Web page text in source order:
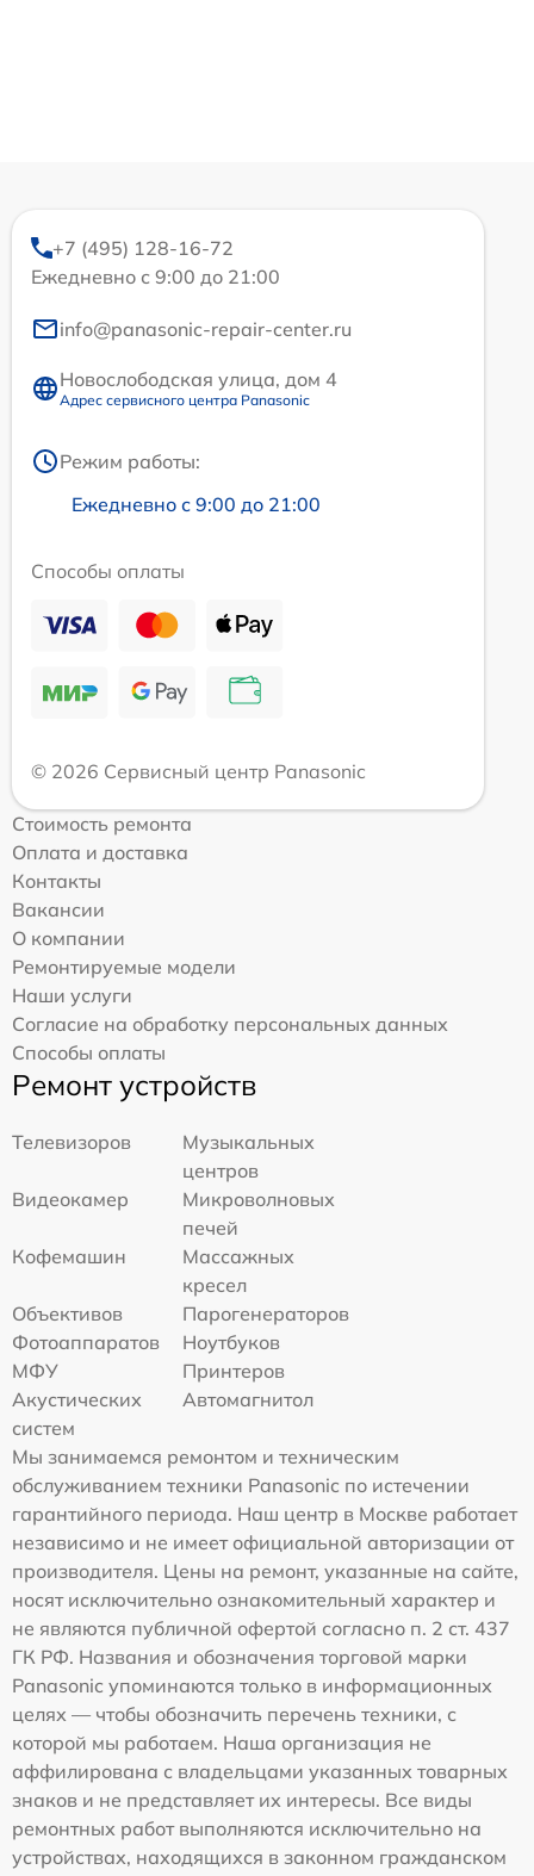
+7 (495) 128-16-72
Ежедневно с 9:00 до 21:00
info@panasonic-repair-center.ru
Новослободская улица, дом 4
Адрес сервисного центра Panasonic
Режим работы:
Ежедневно с 9:00 до 21:00
Способы оплаты
© 2026 Сервисный центр Panasonic
Стоимость ремонта
Оплата и доставка
Контакты
Вакансии
О компании
Ремонтируемые модели
Наши услуги
Согласие на обработку персональных данных
Способы оплаты
Ремонт устройств
Телевизоров
Музыкальных
центров
Видеокамер
Микроволновых
печей
Кофемашин
Массажных
кресел
Объективов
Парогенераторов
Фотоаппаратов
Ноутбуков
МФУ
Принтеров
Акустических
систем
Автомагнитол
Мы занимаемся ремонтом и техническим
обслуживанием техники Panasonic по истечении
гарантийного периода. Наш центр в Москве работает
независимо и не имеет официальной авторизации от
производителя. Цены на ремонт, указанные на сайте,
носят исключительно ознакомительный характер и
не являются публичной офертой согласно п. 2 ст. 437
ГК РФ. Названия и обозначения торговой марки
Panasonic упоминаются только в информационных
целях — чтобы обозначить перечень техники, с
которой мы работаем. Наша организация не
аффилирована с владельцами указанных товарных
знаков и не представляет их интересы. Все виды
ремонтных работ выполняются исключительно на
устройствах, находящихся в законном гражданском